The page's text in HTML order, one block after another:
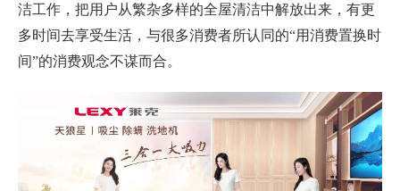
洁工作，把用户从繁杂多样的全屋清洁中解放出来，有更
多时间去享受生活，与很多消费者所认同的“用消费置换时
间”的消费观念不谋而合。